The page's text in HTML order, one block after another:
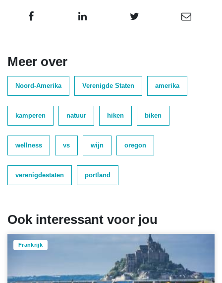
Meer over
Noord-Amerika Verenigde Staten amerika
kamperen natuur hiken biken
wellness vs wijn oregon
verenigdestaten portland
Ook interessant voor jou
Frankrijk